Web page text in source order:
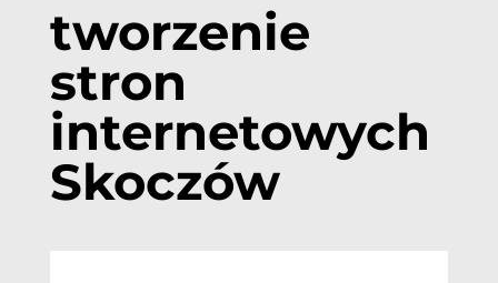
tworzenie
stron
internetowych
Skoczów